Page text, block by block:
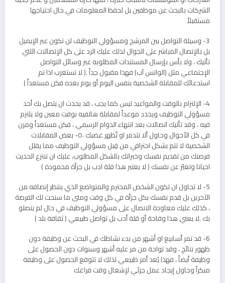
الشركات بالبحث عن موظفين بل لحفظ المعلومات في حال احتياجها
مستقبلاً
3- وسيلة التواصل بين المرشح ومسؤولي التوظيف لن تكون عبر الإيميل
بل بالإتصال المباشر على الجوال لذلك عليك الرد على كل الإتصالات اللتي
تأتيك ، ولا بأس بإرسال المستندات المطلوبه عبر وسائل التواصل
الإجتماعي مثل (الواتس آب) فهذا مقبول جداً .( لا تستغرب اذا تم
استدعائك للمقابلة الشخصية بنفس اليوم أو يوم بعده فكن مستعداً )
4- الإلتزام بالوقت والمواعيد ليس كما يجب ، قد يحدث ان يتصل بك أحد
مسؤولي التوظيف ويحدد موعداً لمقابلة هاتفيه بوقت معين ولا يلتزم
فيه ، وقد تأتيك اتصالات بعد انتهاء الدوام الرسمي ، فكن مستعداً ومرن
في كل الأحوال وحاول ألا تتذمر او تٌظهر غضبك .٥- بعض المقابلات
الشخصية لا تتم بشكل احترافي من قِبل مسؤولي التوظيف مما يقلل
فرصتك من تقديم نفسك وخبراتك بالشكل المطلوب، عليك ان تنتزع الحديث
احيانا وتعبّر عن نفسك ( لا يعتبر هذا قلة ادب بل جرأة محمودة )
5- لا تحاول ان تكون الشخص المحترم والمتواضع الذي ينتظر إنصافه من
الآخرين بل قدم نفسك بكل جرأة في كل وقت ومتى ما سنحت لك الفرصة
، كذلك عليك معاودة الاتصال على مسؤولي التوظيف في حال لم يتصلو
بك .لا يعني هذا وقاحة أو قلة أدب بل تواصل طبيعي ( ثقافة بلد )
6- قد تمر أسابيع او أشهر من بدء نشاطك في البحث عن وظيفة دون
ظهور نتائج ، وقد تواجة من مر عليه أشهر وسنوات دون الحصول على
وظيفة أيضاً ، فهذا يُعد أمر طبيعي لذلك لا تتوقع الحصول على وظيفة
مبكراً وحاول إيجاد عمل جزئي لإشغال وقت فراغك